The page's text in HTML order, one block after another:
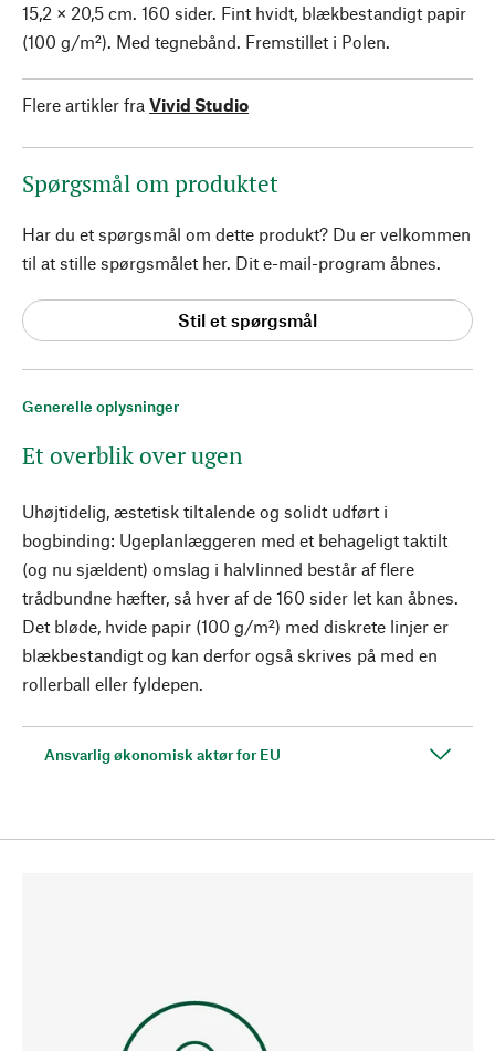
Generelle oplysninger
Et overblik over ugen
Uhøjtidelig, æstetisk tiltalende og solidt udført i
bogbinding: Ugeplanlæggeren med et behageligt taktilt
(og nu sjældent) omslag i halvlinned består af flere
trådbundne hæfter, så hver af de 160 sider let kan åbnes.
Det bløde, hvide papir (100 g/m²) med diskrete linjer er
blækbestandigt og kan derfor også skrives på med en
rollerball eller fyldepen.
Ansvarlig økonomisk aktør for EU
15,2 × 20,5 cm. 160 sider. Fint hvidt, blækbestandigt papir
(100 g/m²). Med tegnebånd. Fremstillet i Polen.
Flere artikler fra Vivid Studio
Spørgsmål om produktet
Har du et spørgsmål om dette produkt? Du er velkommen
til at stille spørgsmålet her. Dit e-mail-program åbnes.
Stil et spørgsmål